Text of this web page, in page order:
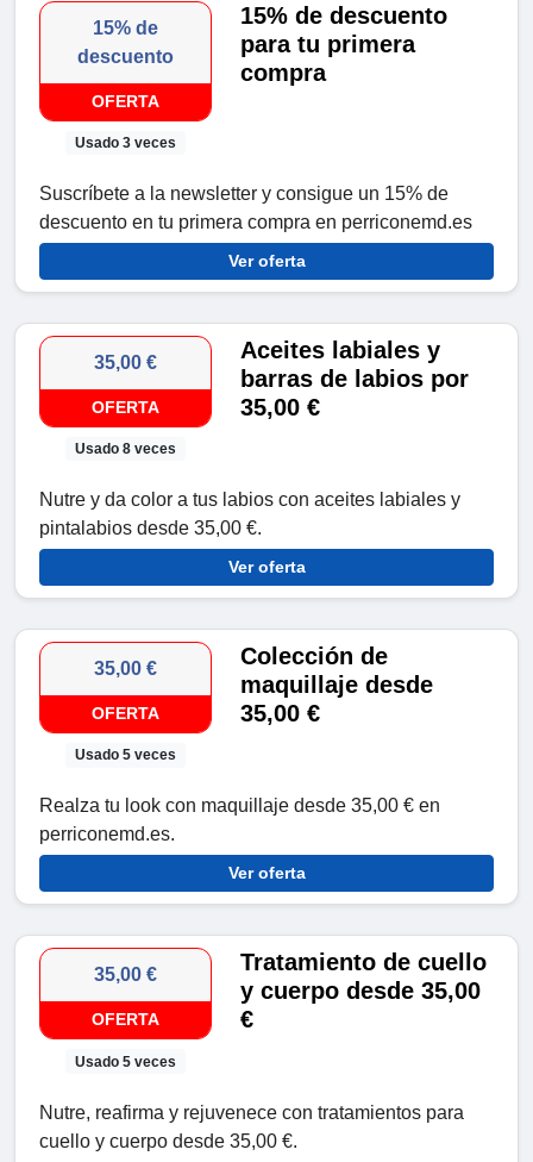
15% de
descuento
OFERTA
Usado 3 veces
15% de descuento
para tu primera
compra
Suscríbete a la newsletter y consigue un 15% de
descuento en tu primera compra en perriconemd.es
Ver oferta
35,00 €
OFERTA
Usado 8 veces
Aceites labiales y
barras de labios por
35,00 €
Nutre y da color a tus labios con aceites labiales y
pintalabios desde 35,00 €.
Ver oferta
35,00 €
OFERTA
Usado 5 veces
Colección de
maquillaje desde
35,00 €
Realza tu look con maquillaje desde 35,00 € en
perriconemd.es.
Ver oferta
35,00 €
OFERTA
Usado 5 veces
Tratamiento de cuello
y cuerpo desde 35,00
€
Nutre, reafirma y rejuvenece con tratamientos para
cuello y cuerpo desde 35,00 €.